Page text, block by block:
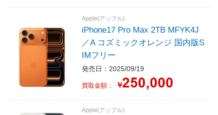
Apple(アップル)
iPhone17 Pro Max 2TB MFYK4J
／A コズミックオレンジ 国内版S
IMフリー
発売日：2025/09/19
買取金額： ￥
Apple(アップル)